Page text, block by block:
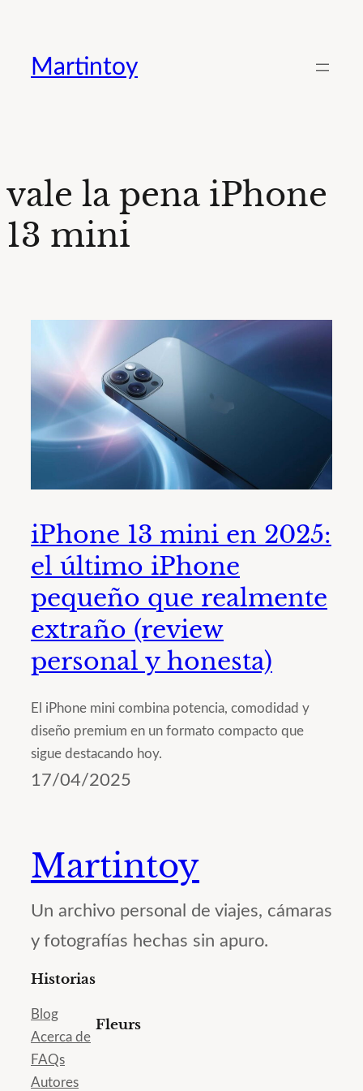
contenido
Martintoy
vale la pena iPhone
13 mini
iPhone 13 mini en 2025:
el último iPhone
pequeño que realmente
extraño (review
personal y honesta)
El iPhone mini combina potencia, comodidad y
diseño premium en un formato compacto que
sigue destacando hoy.
17/04/2025
Martintoy
Un archivo personal de viajes, cámaras
y fotografías hechas sin apuro.
Historias
Blog
Acerca de
FAQs
Autores
Fleurs